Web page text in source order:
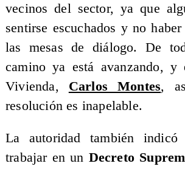
vecinos del sector, ya que
sentirse escuchados y no
las mesas de diálogo. De
camino ya está avanzando,
Vivienda, Carlos Montes,
resolución es inapelable.
La autoridad también
trabajar en un Decreto